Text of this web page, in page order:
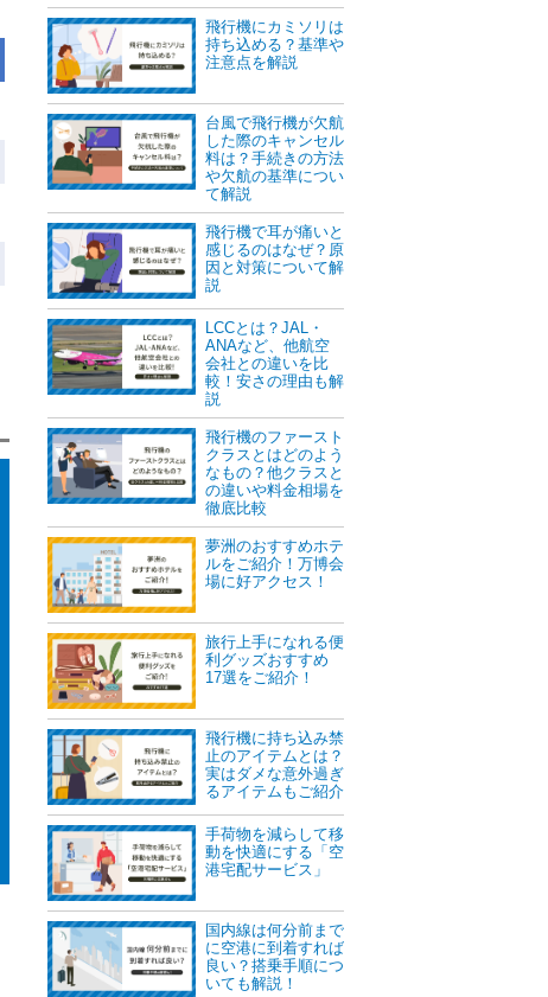
飛行機にカミソリは
持ち込める？基準や
注意点を解説
台風で飛行機が欠航
した際のキャンセル
料は？手続きの方法
や欠航の基準につい
て解説
飛行機で耳が痛いと
感じるのはなぜ？原
因と対策について解
説
LCCとは？JAL・
ANAなど、他航空
会社との違いを比
較！安さの理由も解
説
飛行機のファースト
クラスとはどのよう
なもの？他クラスと
の違いや料金相場を
徹底比較
夢洲のおすすめホテ
ルをご紹介！万博会
場に好アクセス！
旅行上手になれる便
利グッズおすすめ
17選をご紹介！
飛行機に持ち込み禁
止のアイテムとは？
実はダメな意外過ぎ
るアイテムもご紹介
手荷物を減らして移
動を快適にする「空
港宅配サービス」
国内線は何分前まで
に空港に到着すれば
良い？搭乗手順につ
いても解説！